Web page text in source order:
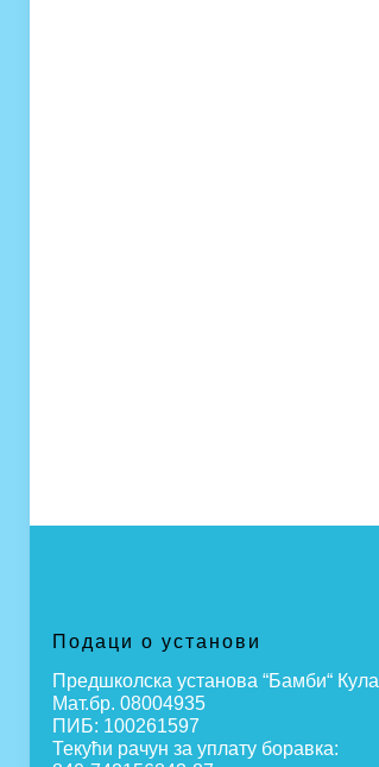
Подаци о установи
Предшколска установа “Бамби“ Кула
Мат.бр. 08004935
ПИБ: 100261597
Текући рачун за уплату боравка: